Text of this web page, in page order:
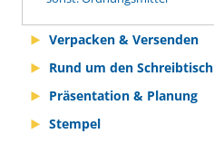
Verpacken & Versenden
Rund um den Schreibtisch
Präsentation & Planung
Stempel